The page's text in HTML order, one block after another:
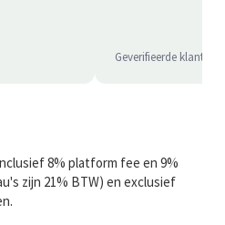
Geverifieerde klant
8% platform fee en 9%
zijn 21% BTW) en exclusief